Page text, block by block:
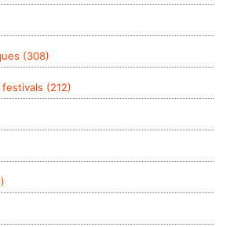
(308)
(212)